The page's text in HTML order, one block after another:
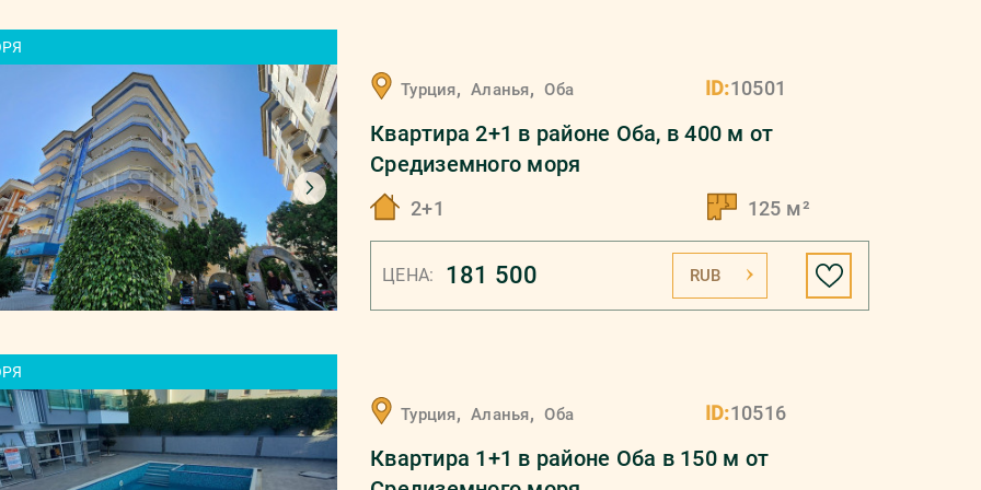
Турция, Аланья, Оба ID:10501
Квартира 2+1 в районе Оба, в 400 м от
Средиземного моря
2+1 125 м²
ЦЕНА: 181 500 RUB
Турция, Аланья, Оба ID:10516
Квартира 1+1 в районе Оба в 150 м от